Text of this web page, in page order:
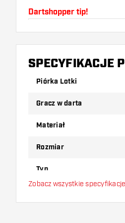
Dartshopper tip!
Upewnij się, że masz
uszkodzone lub
który wariant najbardziej
SPECYFIKACJE
Piórka Lotki
Gracz w darta
Materiał
Rozmiar
Typ
Zobacz wszystkie specyfikacje